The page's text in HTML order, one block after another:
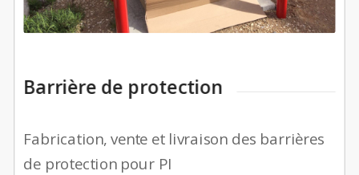
Barrière de protection
Fabrication, vente et livraison des barrières
de protection pour PI